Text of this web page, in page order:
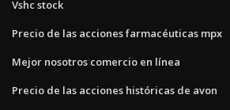
Vshc stock
Precio de las acciones farmacéuticas mpx
Mejor nosotros comercio en línea
Precio de las acciones históricas de avon